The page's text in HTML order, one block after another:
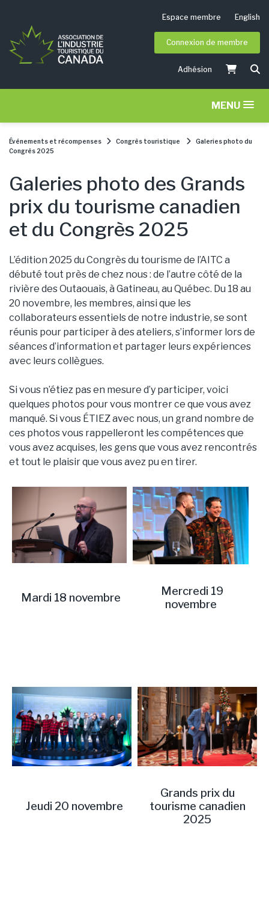
Espace membre English
Connexion de membre
Adhésion
MENU
Événements et récompenses Congrès touristique
Galeries photo du
Congrès 2025
Galeries photo des Grands
prix du tourisme canadien
et du Congrès 2025
L’édition 2025 du Congrès du tourisme de l’AITC a
débuté tout près de chez nous : de l’autre côté de la
rivière des Outaouais, à Gatineau, au Québec. Du 18 au
20 novembre, les membres, ainsi que les
collaborateurs essentiels de notre industrie, se sont
réunis pour participer à des ateliers, s’informer lors de
séances d’information et partager leurs expériences
avec leurs collègues.
Si vous n’étiez pas en mesure d’y participer, voici
quelques photos pour vous montrer ce que vous avez
manqué. Si vous ÉTIEZ avec nous, un grand nombre de
ces photos vous rappelleront les compétences que
vous avez acquises, les gens que vous avez rencontrés
et tout le plaisir que vous avez pu en tirer.
Mardi 18 novembre
Mercredi 19
novembre
Jeudi 20 novembre
Grands prix du
tourisme canadien
2025